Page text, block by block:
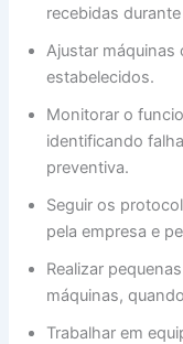
recebidas
Ajustar
estabelecidos.
Monitorar o
identificando
preventiva.
Seguir os
pela empresa e
Realizar
máquinas,
Trabalhar em